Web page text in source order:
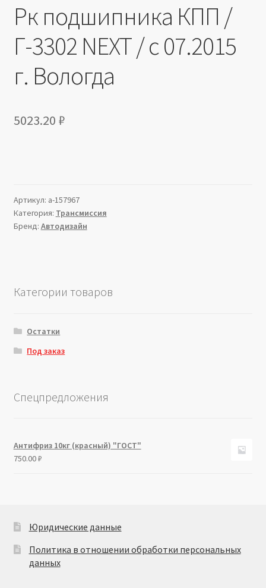
Рк подшипника КПП /
Г-3302 NEXT / с 07.2015
г. Вологда
5023.20 ₽
Артикул: a-157967
Категория: Трансмиссия
Бренд: Автодизайн
Категории товаров
Остатки
Под заказ
Спецпредложения
Антифриз 10кг (красный) "ГОСТ"
750.00₽
Юридические данные
Политика в отношении обработки персональных
данных